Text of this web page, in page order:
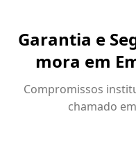
Garantia e
mora em
Compromissos
chamado em